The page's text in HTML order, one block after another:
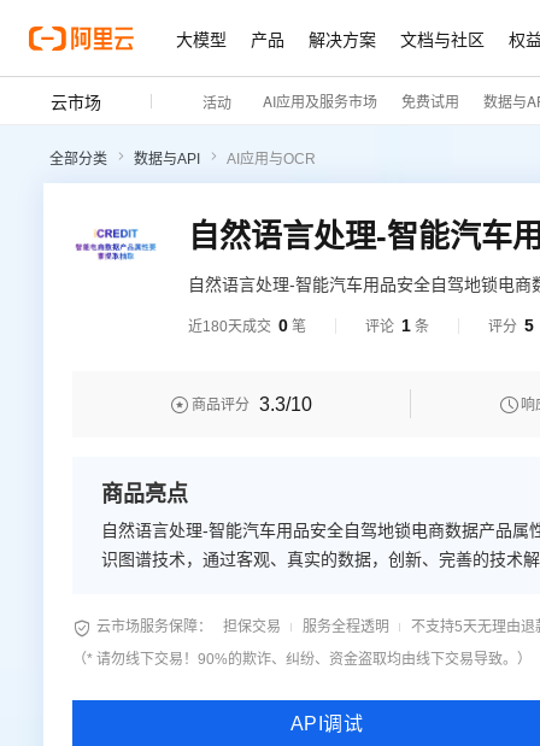
大模型 产品 解决方案 文档与社区 权
云市场 活动 AI应用及服务市场 免费试用 数据与
全部分类 数据与API AI应用与OCR
自然语言处理-智能汽车用品安全自驾地锁电
近180天成交 0 笔 评论 1 条 评分 5
 商品评分 3.3/10  响
商品亮点
自然语言处理-智能汽车用品安全自驾地锁电商数据产品
识图谱技术，通过客观、真实的数据，创新、完善的技术
语言处理-智能汽车用品安全自驾地锁电商数据产品属性
 云市场服务保障： 担保交易 服务全程透明
不支持5天无理由退
（* 请勿线下交易！90%的欺诈、纠纷、资金盗取均由线下交易导致。）
API调试